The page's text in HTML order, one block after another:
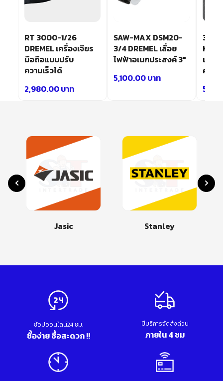
RT 3000-1/26
DREMEL เครื่องเจียร
มือถือแบบปรับ
ความเร็วได้
2,980.00บาท
SAW-MAX DSM20-
3/4 DREMEL เลื่อย
ไฟฟ้าอเนกประสงค์ 3″
5,100.00บาท
3000
KIT
เจีย
ความ
Jasic Stanley
ช้อปออนไลน์24 ชม.
ซื้อง่าย ซื้อสะดวก !!
มีบริการจัดส่งด่วน
ภายใน 4 ชม